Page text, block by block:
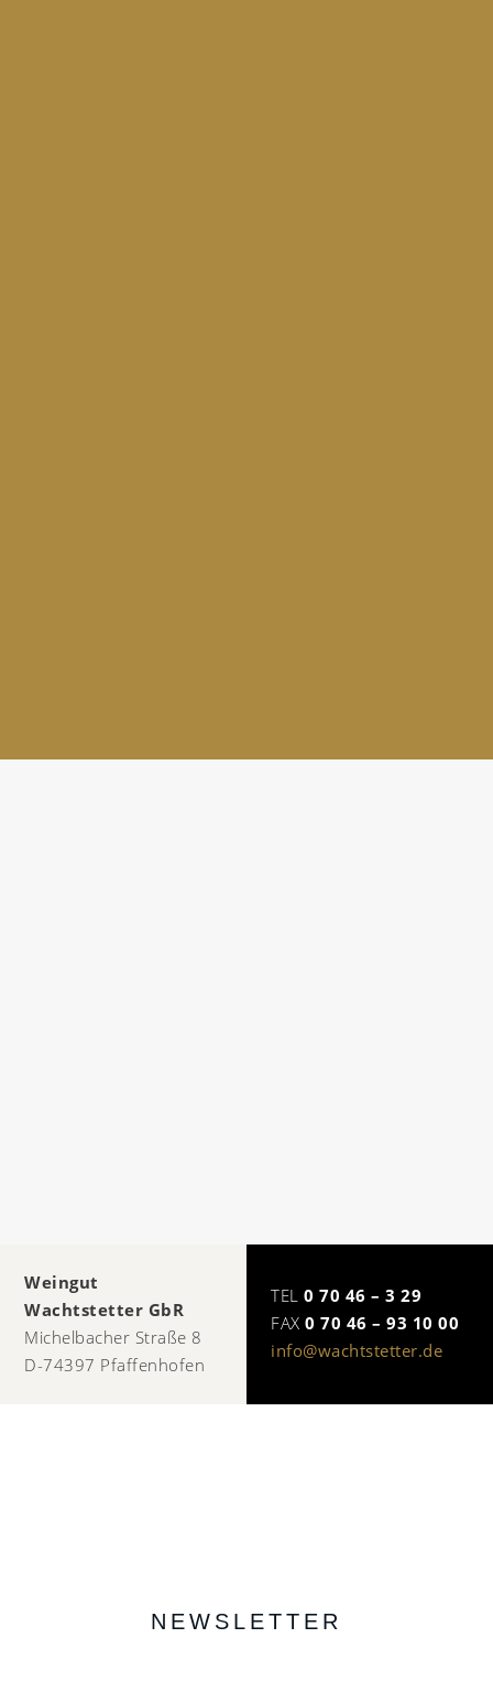
Weingut
Wachtstetter GbR
Michelbacher Straße 8
D-74397 Pfaffenhofen
TEL0 70 46 – 3 29
FAX0 70 46 – 93 10 00
info@wachtstetter.de
NEWSLETTER